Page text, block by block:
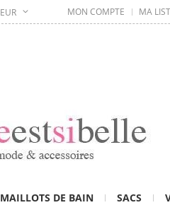
EUR MON COMPTE MA
MAILLOTS DE BAIN SACS